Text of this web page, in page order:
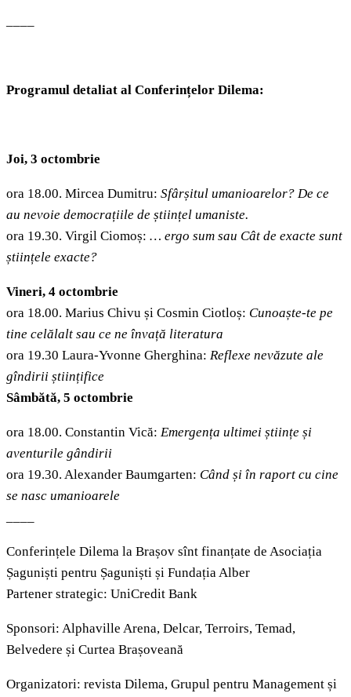
Programul detaliat al Conferințelor Dilema:
Joi, 3 octombrie
ora 18.00. Mircea Dumitru: Sfârșitul umanioarelor? De ce
au nevoie democrațiile de științel umaniste.
ora 19.30. Virgil Ciomoș: … ergo sum sau Cât de exacte sunt
științele exacte?
Vineri, 4 octombrie
ora 18.00. Marius Chivu și Cosmin Ciotloș: Cunoaște-te pe
tine celălalt sau ce ne învață literatura
ora 19.30 Laura-Yvonne Gherghina: Reflexe nevăzute ale
gîndirii științifice
Sâmbătă, 5 octombrie
ora 18.00. Constantin Vică: Emergența ultimei științe și
aventurile gândirii
ora 19.30. Alexander Baumgarten: Când și în raport cu cine
se nasc umanioarele
Conferințele Dilema la Brașov sînt finanțate de Asociația
Șaguniști pentru Șaguniști și Fundația Alber
Partener strategic: UniCredit Bank
Sponsori: Alphaville Arena, Delcar, Terroirs, Temad,
Belvedere și Curtea Brașoveană
Organizatori: revista Dilema, Grupul pentru Management și